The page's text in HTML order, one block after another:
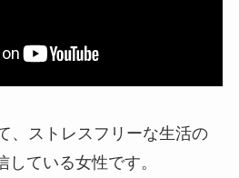
、ストレスフリーな生活の
している女性です。